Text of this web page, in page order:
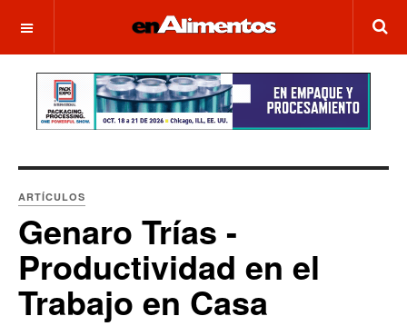
OFF CANVAS
ARTÍCULOS
Genaro Trías -
Productividad en el
Trabajo en Casa